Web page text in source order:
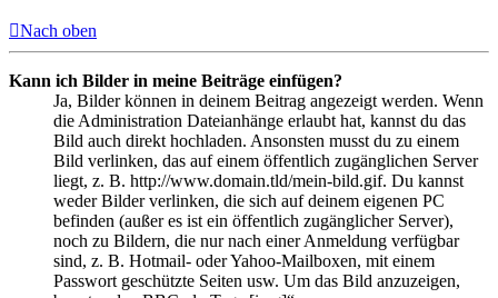
Nach oben
Kann ich Bilder in meine Beiträge einfügen?
Ja, Bilder können in deinem Beitrag angezeigt werden. Wenn
die Administration Dateianhänge erlaubt hat, kannst du das
Bild auch direkt hochladen. Ansonsten musst du zu einem
Bild verlinken, das auf einem öffentlich zugänglichen Server
liegt, z. B. http://www.domain.tld/mein-bild.gif. Du kannst
weder Bilder verlinken, die sich auf deinem eigenen PC
befinden (außer es ist ein öffentlich zugänglicher Server),
noch zu Bildern, die nur nach einer Anmeldung verfügbar
sind, z. B. Hotmail- oder Yahoo-Mailboxen, mit einem
Passwort geschützte Seiten usw. Um das Bild anzuzeigen,